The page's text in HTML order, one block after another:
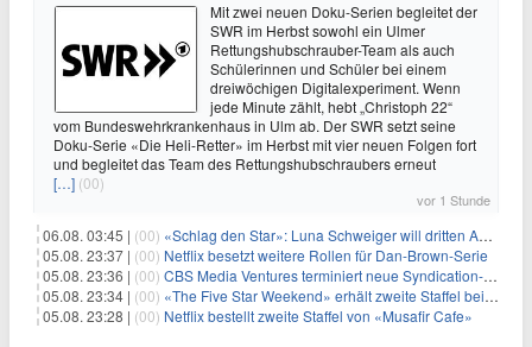
Mit zwei neuen Doku-Serien begleitet der
SWR im Herbst sowohl ein Ulmer
Rettungshubschrauber-Team als auch
Schülerinnen und Schüler bei einem
dreiwöchigen Digitalexperiment. Wenn
jede Minute zählt, hebt „Christoph 22“
vom Bundeswehrkrankenhaus in Ulm ab. Der SWR setzt seine
Doku-Serie «Die Heli-Retter» im Herbst mit vier neuen Folgen fort
und begleitet das Team des Rettungshubschraubers erneut
[…] (00)
vor 1 Stunde
06.08. 03:45 | (00) «Schlag den Star»: Luna Schweiger will dritten Anlauf nutzen
05.08. 23:37 | (00) Netflix besetzt weitere Rollen für Dan-Brown-Serie
05.08. 23:36 | (00) CBS Media Ventures terminiert neue Syndication-Formate
05.08. 23:34 | (00) «The Five Star Weekend» erhält zweite Staffel bei Peacock
05.08. 23:28 | (00) Netflix bestellt zweite Staffel von «Musafir Cafe»